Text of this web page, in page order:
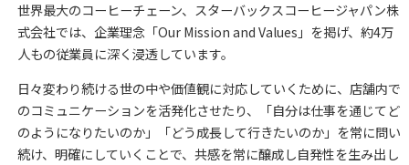
世界最大のコーヒーチェーン、スターバックスコーヒージャパン株
式会社では、企業理念「Our Mission and Values」を掲げ、約4万
人もの従業員に深く浸透しています。
日々変わり続ける世の中や価値観に対応していくために、店舗内で
のコミュニケーションを活発化させたり、「自分は仕事を通じてど
のようになりたいのか」「どう成長して行きたいのか」を常に問い
続け、明確にしていくことで、共感を常に醸成し自発性を生み出し